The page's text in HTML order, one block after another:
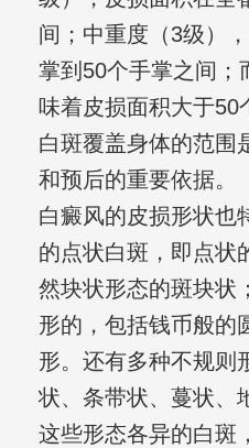
间；中重度（3级）
掌到50个手掌之间；
味着皮损面积大于50
白斑覆盖身体的范围
和预后的重要依据。
白癜风的皮损形状也
的点状白斑，即点状
然块状形态的斑块状
形的，包括钱币般的
形。还有多种不规则
状、条带状、蔓状、
这些形态各异的白斑